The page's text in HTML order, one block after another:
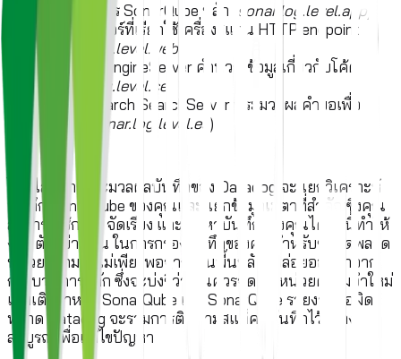
กระบวนการ SonarQube หลัก ( sonar.log.level.app
เว็บเซิร์ฟเวอร์ที่เรียกใช้เครื่องสแกน HTTP endpoint
sonar.log.level.web
ComputeEngineServer คำนวณข้อมูลเกี่ยวกับโค้ด
sonar.log.level.ce
Elasticsearch SearchServer ประมวลผลคำขอเพื่อ
ค้นหา (
sonar.log.level.es )
ไปป์ไลน์การประมวลผลบันทึกของ Datadog จะแยกวิเคราะห์
บันทึก SonarQube ของคุณและแยกข้อมูลเมตาที่สำคัญซึ่งคุณ
สามารถใช้กรอง จัดเรียง และค้นหาบันทึกของคุณได้ สิ่งนี้ทำให้
ง่าย ตัวอย่างเช่น ในการกรองบันทึกของคุณสำหรับข้อผิดพลาด
หน่วยความจำไม่เพียงพอจากงานพื้นหลังที่ปล่อยออกมาจาก
กระบวนการหลัก ซึ่งจะบ่งชี้ว่าคุณควรจัดสรรหน่วยความจำใหม่
เพิ่มเติมสำหรับ SonarQube เมื่อ SonarQube รายงานข้อผิด
พลาด Datadog จะรวมการติดตามสแต็คที่บันทึกไว้อย่าง
สมบูรณ์เพื่อแก้ไขปัญหา